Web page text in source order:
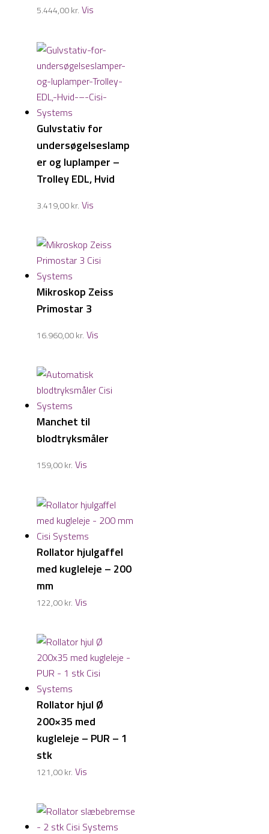
5.444,00kr. Vis
Gulvstativ for
undersøgelseslamp
er og luplamper –
Trolley EDL, Hvid
3.419,00kr. Vis
Mikroskop Zeiss
Primostar 3
16.960,00kr. Vis
Manchet til
blodtryksmåler
159,00kr. Vis
Rollator hjulgaffel
med kugleleje – 200
mm
122,00kr. Vis
Rollator hjul Ø
200×35 med
kugleleje – PUR – 1
stk
121,00kr. Vis